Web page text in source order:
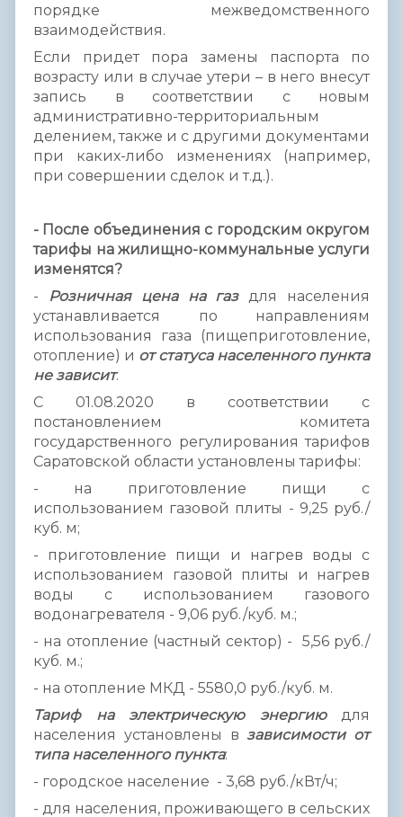
порядке межведомственного
взаимодействия.
Если придет пора замены паспорта по
возрасту или в случае утери – в него внесут
запись в соответствии с новым
административно-территориальным
делением, также и с другими документами
при каких-либо изменениях (например,
при совершении сделок и т.д.).
- После объединения с городским округом
тарифы на жилищно-коммунальные услуги
изменятся?
-
Розничная цена на газдля населения
устанавливается по направлениям
использования газа (пищеприготовление,
отопление) и от статуса населенного пункта
не зависит.
С 01.08.2020 в соответствии с
постановлением комитета
государственного регулирования тарифов
Саратовской области установлены тарифы:
- на приготовление пищи с
использованием газовой плиты - 9,25 руб./
куб. м;
- приготовление пищи и нагрев воды с
использованием газовой плиты и нагрев
воды с использованием газового
водонагревателя - 9,06 руб./куб. м.;
- на отопление (частный сектор) - 5,56 руб./
куб. м.;
- на отопление МКД - 5580,0 руб./куб. м.
Тариф на электрическую энергиюдля
населения установлены взависимости от
типа населенного пункта:
- городское население - 3,68 руб./кВт/ч;
- для населения, проживающего в сельских